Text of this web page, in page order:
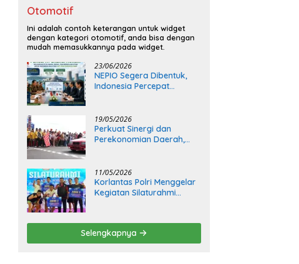
Otomotif
Ini adalah contoh keterangan untuk widget
dengan kategori otomotif, anda bisa dengan
mudah memasukkannya pada widget.
23/06/2026
NEPIO Segera Dibentuk,
Indonesia Percepat
Nuklir
19/05/2026
Perkuat Sinergi dan
Perekonomian Daerah,
2026
11/05/2026
Korlantas Polri Menggelar
Kegiatan Silaturahmi
Selengkapnya